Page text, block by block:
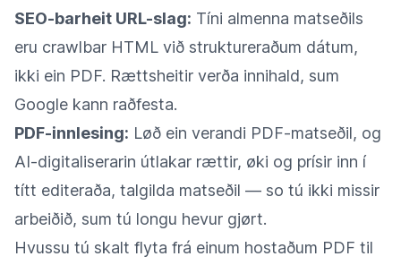
SEO-barheit URL-slag: Tíni almenna matseðils
eru crawlbar HTML við struktureraðum dátum,
ikki ein PDF. Rættsheitir verða innihald, sum
Google kann raðfesta.
PDF-innlesing: Løð ein verandi PDF-matseðil, og
AI-digitaliserarin útlakar rættir, øki og prísir inn í
títt editeraða, talgilda matseðil — so tú ikki missir
arbeiðið, sum tú longu hevur gjørt.
Hvussu tú skalt flyta frá einum hostaðum PDF til